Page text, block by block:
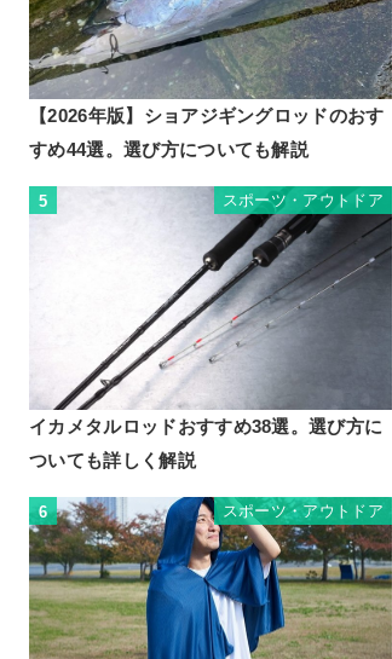
【2026年版】ショアジギングロッドのおす
すめ44選。選び方についても解説
5 スポーツ・アウトドア
イカメタルロッドおすすめ38選。選び方に
ついても詳しく解説
6 スポーツ・アウトドア